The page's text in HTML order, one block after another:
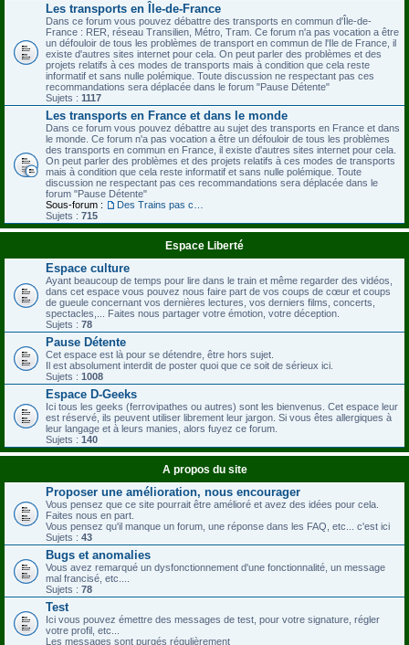
Les transports en Île-de-France
Dans ce forum vous pouvez débattre des transports en commun d'Île-de-
France : RER, réseau Transilien, Métro, Tram. Ce forum n'a pas vocation a être
un défouloir de tous les problèmes de transport en commun de l'Ile de France, il
existe d'autres sites internet pour cela. On peut parler des problèmes et des
projets relatifs à ces modes de transports mais à condition que cela reste
informatif et sans nulle polémique. Toute discussion ne respectant pas ces
recommandations sera déplacée dans le forum "Pause Détente"
Sujets : 1117
Les transports en France et dans le monde
Dans ce forum vous pouvez débattre au sujet des transports en France et dans
le monde. Ce forum n'a pas vocation a être un défouloir de tous les problèmes
des transports en commun en France, il existe d'autres sites internet pour cela.
On peut parler des problèmes et des projets relatifs à ces modes de transports
mais à condition que cela reste informatif et sans nulle polémique. Toute
discussion ne respectant pas ces recommandations sera déplacée dans le
forum "Pause Détente"
Sous-forum :
Sujets : 715
Espace Liberté
Espace culture
Ayant beaucoup de temps pour lire dans le train et même regarder des vidéos,
dans cet espace vous pouvez nous faire part de vos coups de cœur et coups
de gueule concernant vos dernières lectures, vos derniers films, concerts,
spectacles,... Faites nous partager votre émotion, votre déception.
Sujets : 78
Pause Détente
Cet espace est là pour se détendre, être hors sujet.
Il est absolument interdit de poster quoi que ce soit de sérieux ici.
Sujets : 1008
Espace D-Geeks
Ici tous les geeks (ferrovipathes ou autres) sont les bienvenus. Cet espace leur
est réservé, ils peuvent utiliser librement leur jargon. Si vous êtes allergiques à
leur langage et à leurs manies, alors fuyez ce forum.
Sujets : 140
A propos du site
Proposer une amélioration, nous encourager
Vous pensez que ce site pourrait être amélioré et avez des idées pour cela.
Faites nous en part.
Vous pensez qu'il manque un forum, une réponse dans les FAQ, etc... c'est ici
Sujets : 43
Bugs et anomalies
Vous avez remarqué un dysfonctionnement d'une fonctionnalité, un message
mal francisé, etc....
Sujets : 78
Test
Ici vous pouvez émettre des messages de test, pour votre signature, régler
votre profil, etc...
Les messages sont purgés régulièrement